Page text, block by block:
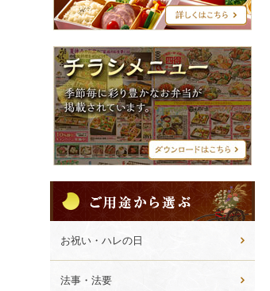
ー
ズ
チ
ラ
シ
メ
ニ
ュ
ー
用
途
か
ら
選
お祝い・ハレの日
法事・法要